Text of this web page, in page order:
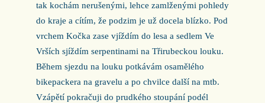
tak kochám nerušenými, lehce zamlženými pohledy
do kraje a cítím, že podzim je už docela blízko. Pod
vrchem Kočka zase vjíždím do lesa a sedlem Ve
Vrších sjíždím serpentinami na Třirubeckou louku.
Během sjezdu na louku potkávám osamělého
bikepackera na gravelu a po chvilce další na mtb.
Vzápětí pokračuji do prudkého stoupání podél